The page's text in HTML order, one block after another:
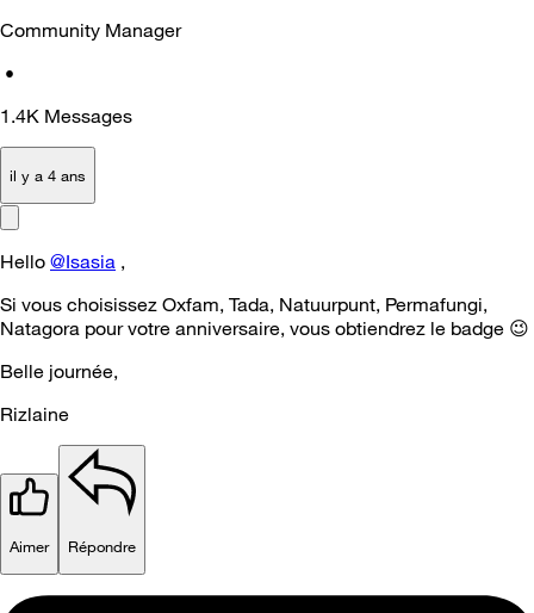
Community Manager
•
1.4K Messages
il y a 4 ans
Hello @Isasia ,
Si vous choisissez Oxfam, Tada, Natuurpunt, Permafungi,
Natagora pour votre anniversaire, vous obtiendrez le badge 😉
Belle journée,
Rizlaine
Aimer Répondre